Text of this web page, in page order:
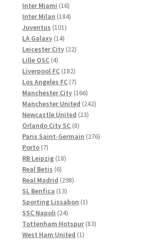
Inter Miami 1616
Produkte
Inter Milan 184184
Juventus 101101
LA Galaxy 1414
Produkte
Leicester City 2222
Lille OSC 44
Produkte
Liverpool FC 182182
Produkte
Los Angeles FC 77
Produkte
Manchester City 166166
Produkte
Manchester United 242242
Newcastle United 2323
Orlando City SC 88
Produkte
Paris Saint-Germain 276276
Porto 77
Produkte
RB Leipzig 1818
Real Betis 66
Produkte
Real Madrid 298298
SL Benfica 1313
Produkte
Sporting Lissabon 11
SSC Napoli 2424
Produkte
Tottenham Hotspur 8383
West Ham United 11